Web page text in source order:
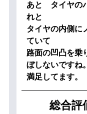
あと タイヤの
れと
タイヤの内側に
ていて
路面の凹凸を
ぼしないですね。
満足してます。
総合評